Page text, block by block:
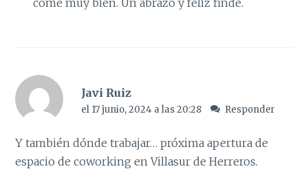
come muy bien. Un abrazo y feliz finde.
Javi Ruiz
el 17 junio, 2024 a las 20:28 Responder
Y también dónde trabajar… próxima apertura de
espacio de coworking en Villasur de Herreros.